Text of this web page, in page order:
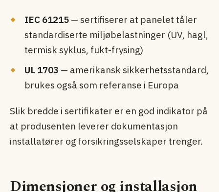
IEC 61215 — sertifiserer at panelet tåler
standardiserte miljøbelastninger (UV, hagl,
termisk syklus, fukt-frysing)
UL 1703 — amerikansk sikkerhets­standard,
brukes også som referanse i Europa
Slik bredde i sertifikater er en god indikator på
at produsenten leverer dokumentasjon
installatører og forsikringsselskaper trenger.
Dimensjoner og installasjon